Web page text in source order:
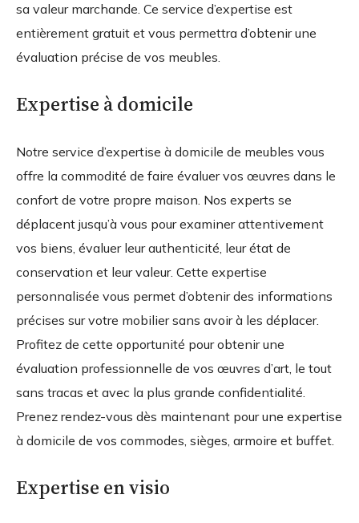
sa valeur marchande. Ce service d’expertise est
entièrement gratuit et vous permettra d’obtenir une
évaluation précise de vos meubles.
Expertise à domicile
Notre service d’expertise à domicile de meubles vous
offre la commodité de faire évaluer vos œuvres dans le
confort de votre propre maison. Nos experts se
déplacent jusqu’à vous pour examiner attentivement
vos biens, évaluer leur authenticité, leur état de
conservation et leur valeur. Cette expertise
personnalisée vous permet d’obtenir des informations
précises sur votre mobilier sans avoir à les déplacer.
Profitez de cette opportunité pour obtenir une
évaluation professionnelle de vos œuvres d’art, le tout
sans tracas et avec la plus grande confidentialité.
Prenez rendez-vous dès maintenant pour une expertise
à domicile de vos commodes, sièges, armoire et buffet.
Expertise en visio